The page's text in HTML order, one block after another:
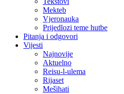
Mekteb
Vjeronauka
Prijedlozi teme hutbe
Pitanja i odgovori
Vijesti
Najnovije
Aktuelno
Reisu-l-ulema
Rijaset
Mešihati